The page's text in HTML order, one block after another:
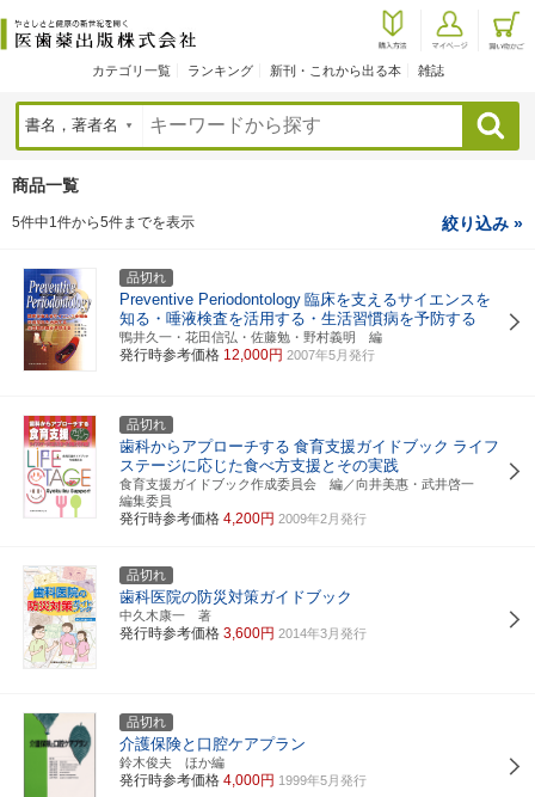
カテゴリ一覧 ランキング 新刊・これから出る本 雑誌
検索
商品一覧
5件中1件から5件までを表示 絞り込み »
品切れ
Preventive Periodontology 臨床を支えるサイエンスを
知る・唾液検査を活用する・生活習慣病を予防する
鴨井久一・花田信弘・佐藤勉・野村義明 編
発行時参考価格 12,000円 2007年5月発行
品切れ
歯科からアプローチする 食育支援ガイドブック ライフ
ステージに応じた食べ方支援とその実践
食育支援ガイドブック作成委員会 編／向井美惠・武井啓一
編集委員
発行時参考価格 4,200円 2009年2月発行
品切れ
歯科医院の防災対策ガイドブック
中久木康一 著
発行時参考価格 3,600円 2014年3月発行
品切れ
介護保険と口腔ケアプラン
鈴木俊夫 ほか編
発行時参考価格 4,000円 1999年5月発行